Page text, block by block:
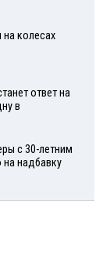
на колесах
ответ на
в
с 30-летним
надбавку